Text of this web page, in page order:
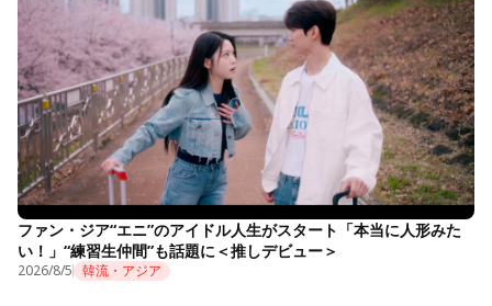
ファン・ジア“エニ”のアイドル人生がスタート「本当に人形みた
い！」“練習生仲間”も話題に＜推しデビュー＞
2026/8/5 韓流・アジア